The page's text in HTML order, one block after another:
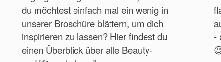
du möchtest einfach mal ein wenig in
unserer Broschüre blättern, um dich
inspirieren zu lassen? Hier findest du
einen Überblick über alle Beauty-
-